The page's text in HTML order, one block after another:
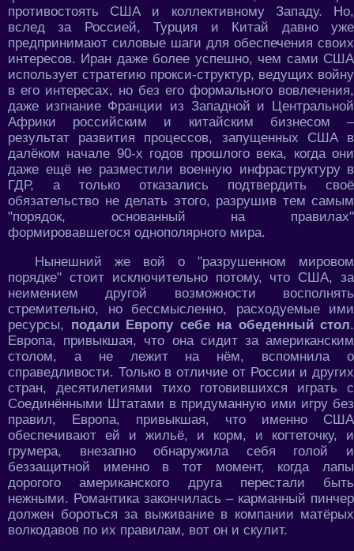
противостоять США и коллективному Западу. Но,
вслед за Россией, Турция и Китай давно уже
предпринимают силовые шаги для обеспечения своих
интересов. Иран даже более успешно, чем сами США
использует стратегию прокси-структур, ведущих войну
в его интересах, но без его формального вовлечения,
даже изгнание Франции из Западной и Центральной
Африки российским и китайским бизнесом –
результат развития процессов, запущенных США в
далёком начале 90-х годов прошлого века, когда они
даже ещё не разместили военную инфраструктуру в
ГДР, а только отказались подтвердить своё
обязательство не делать этого, разрушив тем самым
"порядок, основанный на правилах"
формировавшегося однополярного мира.
Нынешний же вой о "разрушенном мировом
порядке" стоит исключительно потому, что США, за
неимением другой возможности восполнять
стремительно, но бессмысленно, расходуемые ими
ресурсы, подали Европу себе на обеденный стол.
Европа, привыкшая, что она сидит за американским
столом, а не лежит на нём, вспомнила о
справедливости. Только в отличие от России и других
стран, десятилетиями тихо готовившихся играть с
Соединёнными Штатами в придуманную ими игру без
правил, Европа, привыкшая, что именно США
обеспечивают ей и жильё, и корм, и когтеточку, и
грумера, внезапно обнаружила себя голой и
беззащитной именно в тот момент, когда лапы
дорогого американского друга перестали быть
нежными. Романтика закончилась – карманный пинчер
должен бороться за выживание в компании матёрых
волкодавов по их правилам, вот он и скулит.